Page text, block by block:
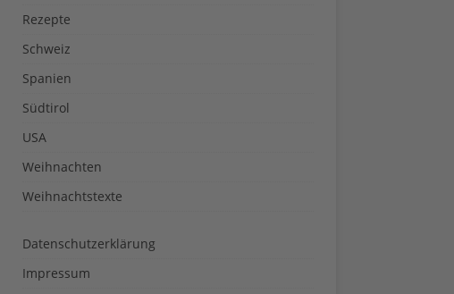
Rezepte
Schweiz
Spanien
Südtirol
USA
Weihnachten
Weihnachtstexte
Datenschutzerklärung
Impressum